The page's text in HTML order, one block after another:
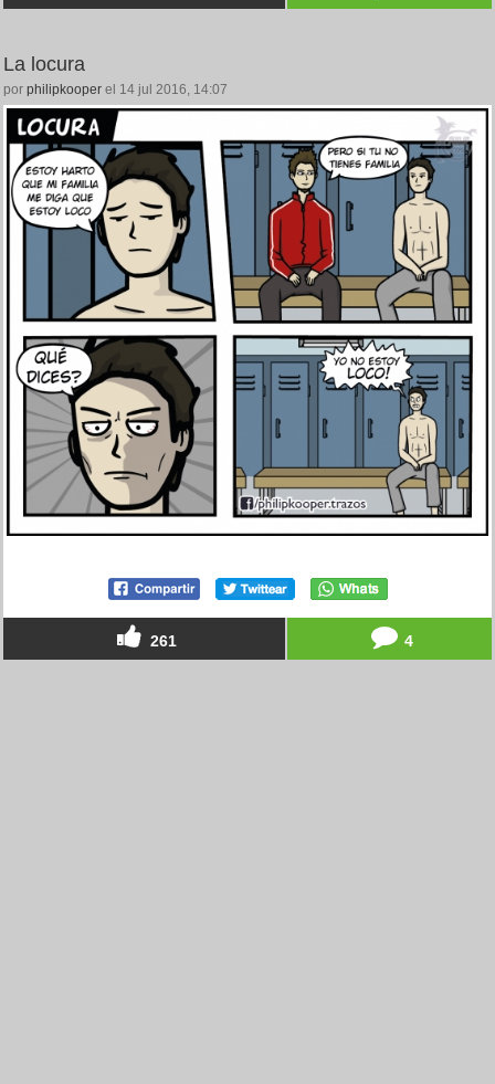
La locura
por philipkooper el 14 jul 2016, 14:07
261 4